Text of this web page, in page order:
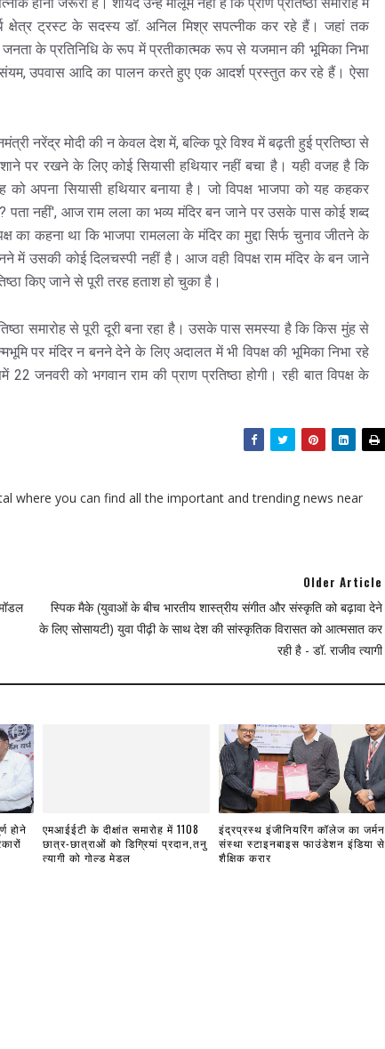
होना जरूरी है। शायद उन्हें मालूम नहीं है कि प्राण प्रतिष्ठा समारोह में
क्षेत्र ट्रस्ट के सदस्य डॉ. अनिल मिश्र सपत्नीक कर रहे हैं। जहां तक
के प्रतिनिधि के रूप में प्रतीकात्मक रूप से यजमान की भूमिका निभा
संयम, उपवास आदि का पालन करते हुए एक आदर्श प्रस्तुत कर रहे हैं। ऐसा
नरेंद्र मोदी की न केवल देश में, बल्कि पूरे विश्व में बढ़ती हुई प्रतिष्ठा से
पर रखने के लिए कोई सियासी हथियार नहीं बचा है। यही वजह है कि
को अपना सियासी हथियार बनाया है। जो विपक्ष भाजपा को यह कहकर
पता नहीं', आज राम लला का भव्य मंदिर बन जाने पर उसके पास कोई शब्द
का कहना था कि भाजपा रामलला के मंदिर का मुद्दा सिर्फ चुनाव जीतने के
में उसकी कोई दिलचस्पी नहीं है। आज वही विपक्ष राम मंदिर के बन जाने
किए जाने से पूरी तरह हताश हो चुका है।
समारोह से पूरी दूरी बना रहा है। उसके पास समस्या है कि किस मुंह से
पर मंदिर न बनने देने के लिए अदालत में भी विपक्ष की भूमिका ​निभा रहे
जनवरी को भगवान राम की प्राण प्रतिष्ठा होगी। रही बात विपक्ष के
where you can find all the important and trending news near
Older Article
स्पिक मैके (युवाओं के बीच भारतीय शास्त्रीय संगीत और संस्कृति को बढ़ावा देने
के लिए सोसायटी) युवा पीढ़ी के साथ देश की सांस्कृतिक विरासत को आत्मसात कर
रही है - डॉ. राजीव त्यागी
होने
एमआईईटी के दीक्षांत समारोह में 1108
छात्र-छात्राओं को डिग्रियां प्रदान,तनु
त्यागी को गोल्ड मेडल
इंद्रप्रस्थ इंजीनियरिंग कॉलेज का जर्मन
संस्था स्टाइनबाइस फाउंडेशन इंडिया से
शैक्षिक करार